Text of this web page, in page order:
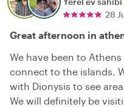
28
Great afternoon in
We have been to
connect to the islands.
with Dionysis to see
We will definitely be